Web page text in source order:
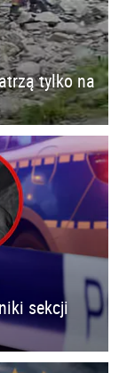
tylko na
sekcji